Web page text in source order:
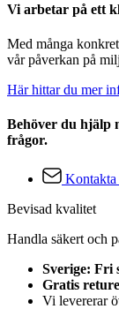
Vi arbetar på ett
Med många
vår påverkan på
Här hittar du mer
Behöver du hjälp
frågor.
Kontakta
Bevisad kvalitet
Handla säkert och
Sverige: Fri
Gratis
Vi levererar